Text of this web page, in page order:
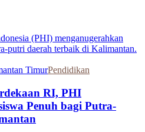
TimurPendidikan
RI, PHI
Penuh bagi Putra-